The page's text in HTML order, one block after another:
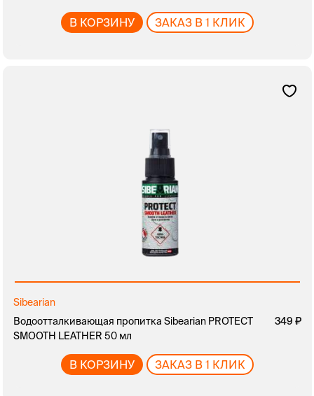
В КОРЗИНУ ЗАКАЗ В 1 КЛИК
Sibearian
Водоотталкивающая пропитка Sibearian PROTECT
SMOOTH LEATHER 50 мл
349
В КОРЗИНУ ЗАКАЗ В 1 КЛИК